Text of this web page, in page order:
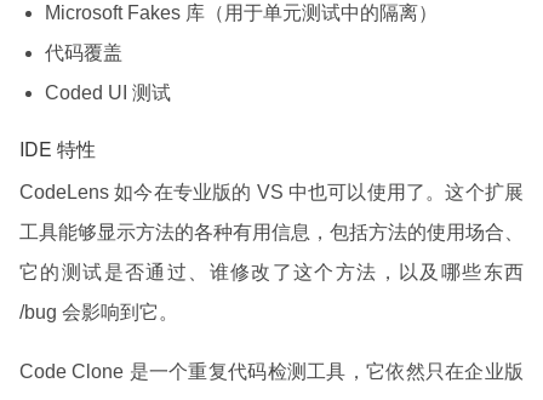
Microsoft Fakes 库（用于单元测试中的隔离）
代码覆盖
Coded UI 测试
IDE 特性
CodeLens 如今在专业版的 VS 中也可以使用了。这个扩展
工具能够显示方法的各种有用信息，包括方法的使用场合、
它的测试是否通过、谁修改了这个方法，以及哪些东西
/bug 会影响到它。
Code Clone 是一个重复代码检测工具，它依然只在企业版